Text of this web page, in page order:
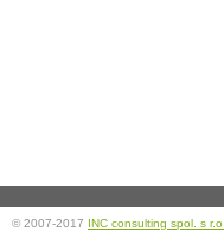
© 2007-2017 INC consulting spol. s r.o.